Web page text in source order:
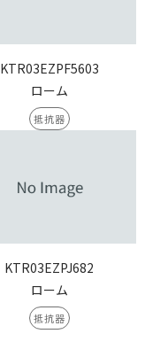
KTR03EZPF5603
ローム
抵抗器
KTR03EZPJ682
ローム
抵抗器